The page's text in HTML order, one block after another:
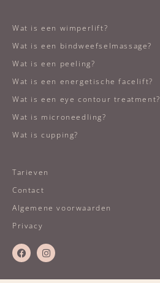
Wat is een wimperlift?
Wat is een bindweefselmassage?
Wat is een peeling?
Wat is een energetische facelift?
Wat is een eye contour treatment?
Wat is microneedling?
Wat is cupping?
Tarieven
Contact
Algemene voorwaarden
Privacy